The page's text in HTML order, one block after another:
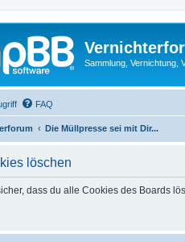
Sammlung, Vernichtung,
FAQ
Die Müllpresse sei mit Dir...
löschen
dass du alle Cookies des Boards